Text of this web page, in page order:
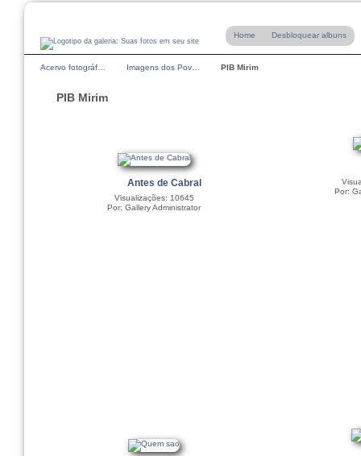
Home Desbloquear albuns
Acervo fotográf… Imagens dos Pov… PIB Mirim
PIB Mirim
Antes de Cabral
Visualizações: 10645
Por: Gallery Administrator
Por: